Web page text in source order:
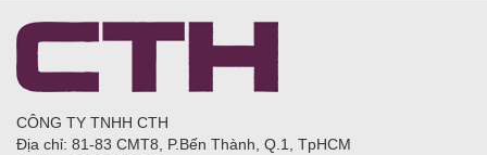
CÔNG TY TNHH CTH
Địa chỉ: 81-83 CMT8, P.Bến Thành, Q.1, TpHCM